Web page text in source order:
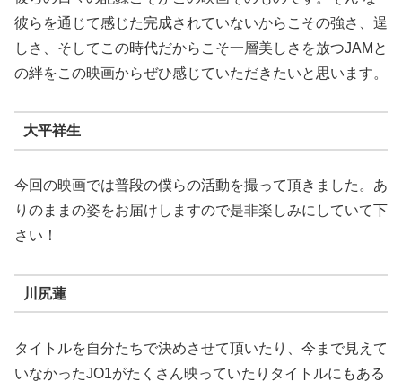
彼らを通じて感じた完成されていないからこその強さ、逞
しさ、そしてこの時代だからこそ一層美しさを放つJAMと
の絆をこの映画からぜひ感じていただきたいと思います。
大平祥生
今回の映画では普段の僕らの活動を撮って頂きました。あ
りのままの姿をお届けしますので是非楽しみにしていて下
さい！
川尻蓮
タイトルを自分たちで決めさせて頂いたり、今まで見えて
いなかったJO1がたくさん映っていたりタイトルにもある